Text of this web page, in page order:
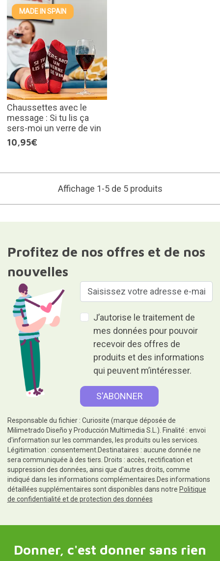
MADE IN SPAIN
Chaussettes avec le
message : Si tu lis ça
sers-moi un verre de vin
10,95€
Affichage 1-5 de 5 produits
Profitez de nos offres et de nos
nouvelles
J’autorise le traitement de
mes données pour pouvoir
recevoir des offres de
produits et des informations
qui peuvent m’intéresser.
Responsable du fichier : Curiosite (marque déposée de
Milimetrado Diseño y Producción Multimedia S.L.). Finalité : envoi
d'information sur les commandes, les produits ou les services.
Légitimation : consentement.Destinataires : aucune donnée ne
sera communiquée à des tiers. Droits : accès, rectification et
suppression des données, ainsi que d'autres droits, comme
indiqué dans les informations complémentaires.Des informations
détaillées supplémentaires sont disponibles dans notre Politique
de confidentialité et de protection des données
Donner, c'est donner sans rien